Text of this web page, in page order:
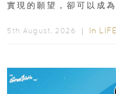
實現的願望，卻可以成
5th August, 2026 ｜ In